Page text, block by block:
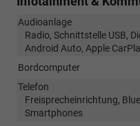
Audioanlage
Radio, Schnittstelle USB,
Android Auto, Apple
Bordcomputer
Telefon
Freisprecheinrichtung,
Smartphones